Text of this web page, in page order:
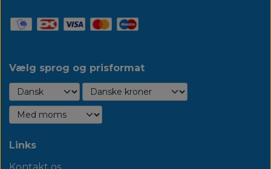
Vælg sprog og prisformat
Links